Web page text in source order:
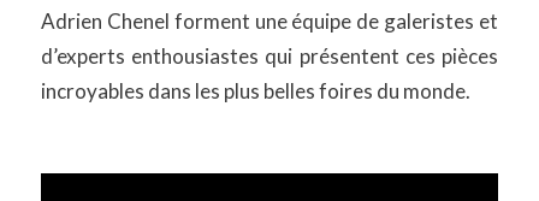
Adrien Chenel forment une équipe de galeristes et
d’experts enthousiastes qui présentent ces pièces
incroyables dans les plus belles foires du monde.